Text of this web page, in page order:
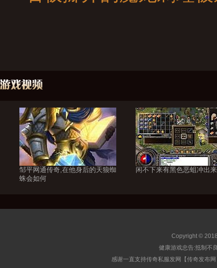
邹平网通传奇,在他身后的天狼蜘
蛛会如何
闲不下来有黑色恶蛆冲出
Copyright ©
健康游戏忠告:抵制不
感谢一直支持传奇私服发网【传奇发布